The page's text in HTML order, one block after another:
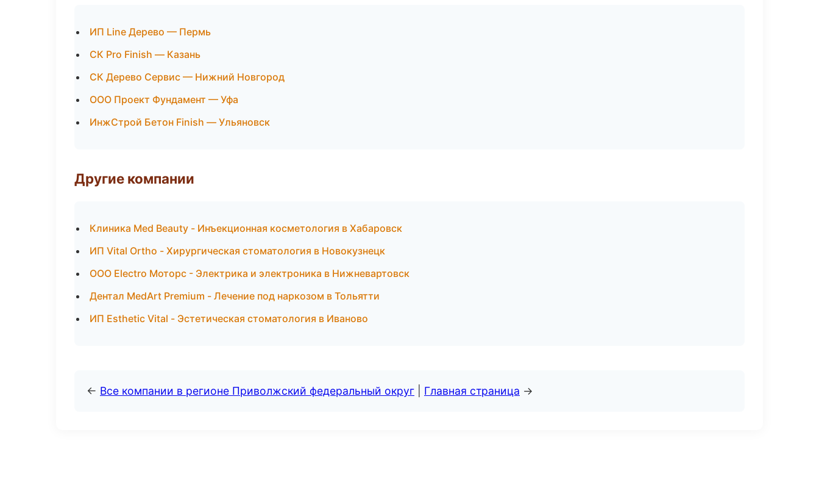
ИП Line Дерево — Пермь
СК Pro Finish — Казань
СК Дерево Сервис — Нижний Новгород
ООО Проект Фундамент — Уфа
ИнжСтрой Бетон Finish — Ульяновск
Другие компании
Клиника Med Beauty - Инъекционная косметология в Хабаровск
ИП Vital Ortho - Хирургическая стоматология в Новокузнецк
ООО Electro Моторс - Электрика и электроника в Нижневартовск
Дентал MedArt Premium - Лечение под наркозом в Тольятти
ИП Esthetic Vital - Эстетическая стоматология в Иваново
← Все компании в регионе Приволжский федеральный округ Главная страница →